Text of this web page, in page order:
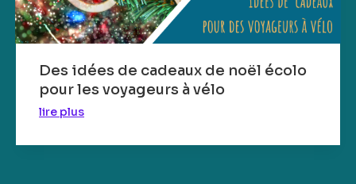
Des idées de cadeaux de noël écolo
pour les voyageurs à vélo
lire plus